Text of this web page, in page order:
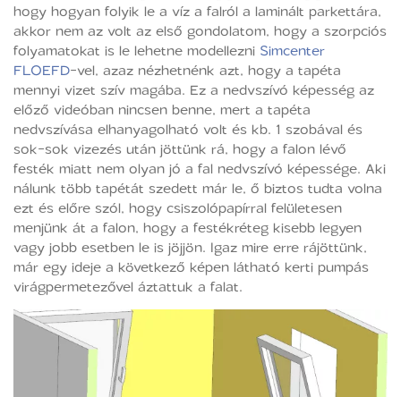
hogy hogyan folyik le a víz a falról a laminált parkettára,
akkor nem az volt az első gondolatom, hogy a szorpciós
folyamatokat is le lehetne modellezni Simcenter
FLOEFD-vel, azaz nézhetnénk azt, hogy a tapéta
mennyi vizet szív magába. Ez a nedvszívó képesség az
előző videóban nincsen benne, mert a tapéta
nedvszívása elhanyagolható volt és kb. 1 szobával és
sok-sok vizezés után jöttünk rá, hogy a falon lévő
festék miatt nem olyan jó a fal nedvszívó képessége. Aki
nálunk több tapétát szedett már le, ő biztos tudta volna
ezt és előre szól, hogy csiszolópapírral felületesen
menjünk át a falon, hogy a festékréteg kisebb legyen
vagy jobb esetben le is jöjjön. Igaz mire erre rájöttünk,
már egy ideje a következő képen látható kerti pumpás
virágpermetezővel áztattuk a falat.